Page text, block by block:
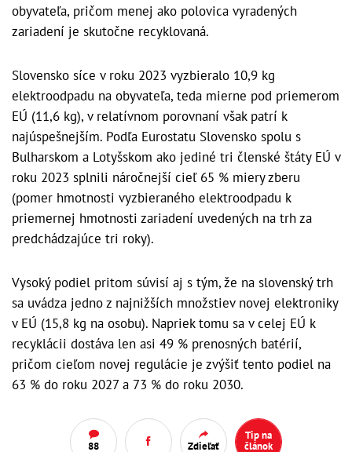
obyvateľa, pričom menej ako polovica vyradených
zariadení je skutočne recyklovaná.
Slovensko síce v roku 2023 vyzbieralo 10,9 kg
elektroodpadu na obyvateľa, teda mierne pod priemerom
EÚ (11,6 kg), v relatívnom porovnaní však patrí k
najúspešnejším. Podľa Eurostatu Slovensko spolu s
Bulharskom a Lotyšskom ako jediné tri členské štáty EÚ v
roku 2023 splnili náročnejší cieľ 65 % miery zberu
(pomer hmotnosti vyzbieraného elektroodpadu k
priemernej hmotnosti zariadení uvedených na trh za
predchádzajúce tri roky).
Vysoký podiel pritom súvisí aj s tým, že na slovenský trh
sa uvádza jedno z najnižších množstiev novej elektroniky
v EÚ (15,8 kg na osobu). Napriek tomu sa v celej EÚ k
recyklácii dostáva len asi 49 % prenosných batérií,
pričom cieľom novej regulácie je zvýšiť tento podiel na
63 % do roku 2027 a 73 % do roku 2030.
88 Zdieľať
Tip na
článok